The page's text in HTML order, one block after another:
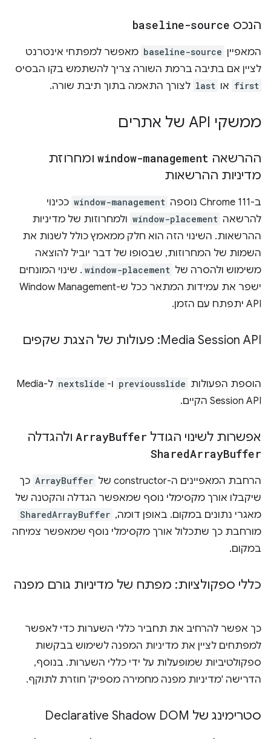
הנכס baseline-source
המאפיין baseline-source מאפשר למפתחי אינטרנט
לציין אם בתיבה ברמת השורה צריך להשתמש בקו הבסיס
first או last לצורך התאמה בתוך תיבת שורה.
ממשקי API של אתרים
ההרשאה window-management ומחרוזת
מדיניות ההרשאות
ב-Chrome 111 נוספה window-management ככינוי
להרשאה window-placement ולמחרוזות של מדיניות
ההרשאות. השינוי הזה הוא חלק ממאמץ כולל לשנות את
השמות של המחרוזות, שבסופו של דבר יוביל להוצאה
משימוש ולהסרה של window-placement . שינוי המונחים
ישפר את עמידות המתאר ככל ש-Window Management
API יתפתח עם הזמן.
Media Session API: פעולות של הצגת שקפים
הוספת הפעולות previousslide ו- nextslide
ל-Media
Session API הקיים.
אפשרות לשינוי הגודל ArrayBuffer ולהגדלה
SharedArrayBuffer
הרחבת המאפיינים ה-constructor של ArrayBuffer כך
שיקבלו אורך מקסימלי נוסף שמאפשר הגדלה והקטנה של
מאגרי נתונים במקום. באופן דומה, SharedArrayBuffer
מורחבת כך שתכלול אורך מקסימלי נוסף שמאפשר צמיחה
במקום.
כללי ספקולציות: מפתח של מדיניות גורם מפנה
כך אפשר להרחיב את תחביר כללי השערות כדי לאפשר
למפתחים לציין את מדיניות המפנה לשימוש בבקשות
ספקולטיביות שמופעלות על ידי כללי השערות. בנוסף,
הדרישה 'מדיניות מפנה מחמירה מספיק' חוזרת לתוקף.
סטרימינג של Declarative Shadow DOM